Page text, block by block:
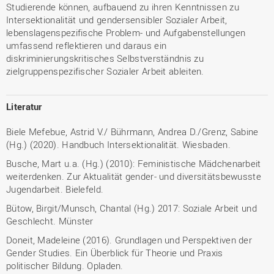
Studierende können, aufbauend zu ihren Kenntnissen zu
Intersektionalität und gendersensibler Sozialer Arbeit,
lebenslagenspezifische Problem- und Aufgabenstellungen
umfassend reflektieren und daraus ein
diskriminierungskritisches Selbstverständnis zu
zielgruppenspezifischer Sozialer Arbeit ableiten.
Literatur
Biele Mefebue, Astrid V./ Bührmann, Andrea D./Grenz, Sabine
(Hg.) (2020). Handbuch Intersektionalität. Wiesbaden.
Busche, Mart u.a. (Hg.) (2010): Feministische Mädchenarbeit
weiterdenken. Zur Aktualität gender- und diversitätsbewusste
Jugendarbeit. Bielefeld.
Bütow, Birgit/Munsch, Chantal (Hg.) 2017: Soziale Arbeit und
Geschlecht. Münster
Doneit, Madeleine (2016). Grundlagen und Perspektiven der
Gender Studies. Ein Überblick für Theorie und Praxis
politischer Bildung. Opladen.